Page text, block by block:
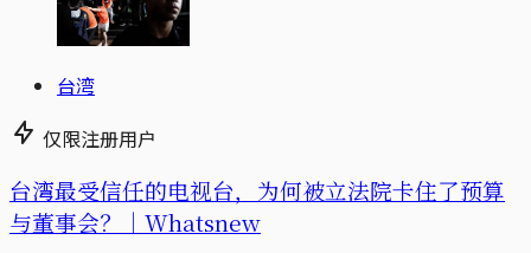
台湾
仅限注册用户
台湾最受信任的电视台，为何被立法院卡住了预算
与董事会？｜Whatsnew